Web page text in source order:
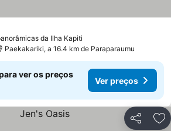
da Ilha Kapiti
Paekakariki, a 16.4 km de Paraparaumu
ver os preços
Ver preços
Partilhar